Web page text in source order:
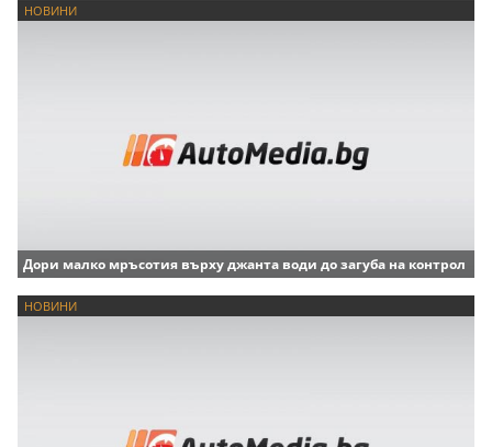
НОВИНИ
Дори малко мръсотия върху джанта води до загуба на контрол
НОВИНИ